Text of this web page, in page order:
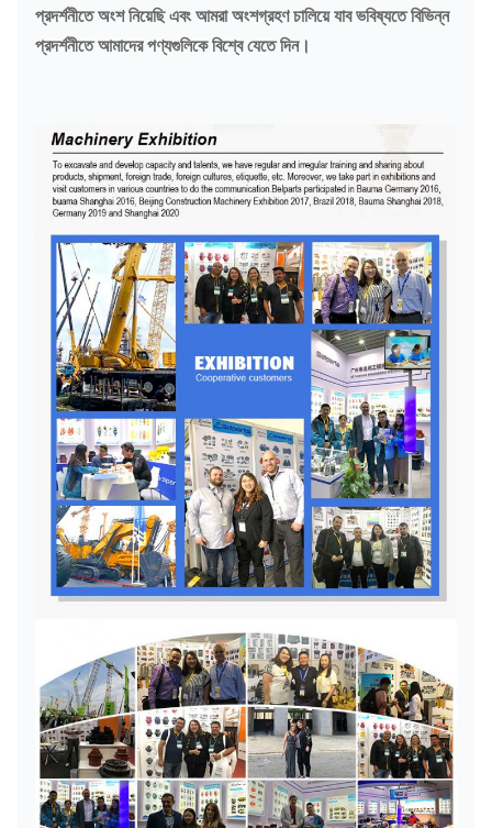
প্রদর্শনীতে অংশ নিয়েছি এবং আমরা অংশগ্রহণ চালিয়ে যাব ভবিষ্যতে বিভিন্ন
প্রদর্শনীতে আমাদের পণ্যগুলিকে বিশ্বে যেতে দিন।